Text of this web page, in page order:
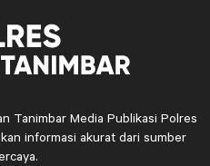
Tanimbar Media Publikasi Polres
informasi akurat dari sumber